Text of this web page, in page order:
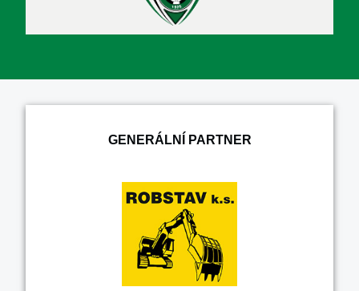
GENERÁLNÍ PARTNER